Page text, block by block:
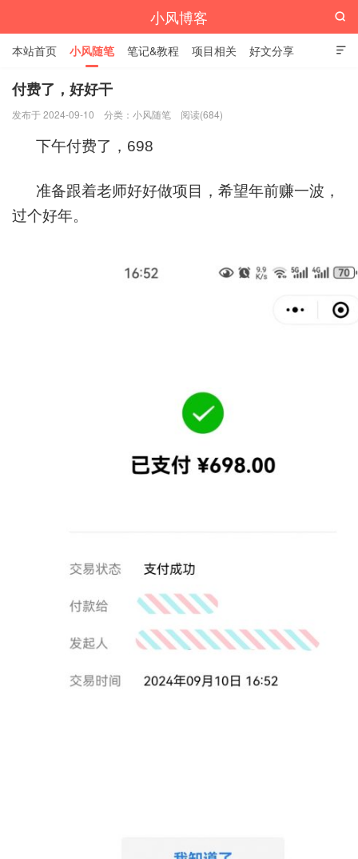
小风博客

本站首页 小风随笔 笔记&教程 项目相关 好文分享
栏目汇总

付费了，好好干
发布于 2024-09-10 分类： 小风随笔 阅读(684)
下午付费了，698
准备跟着老师好好做项目，希望年前赚一波，
过个好年。